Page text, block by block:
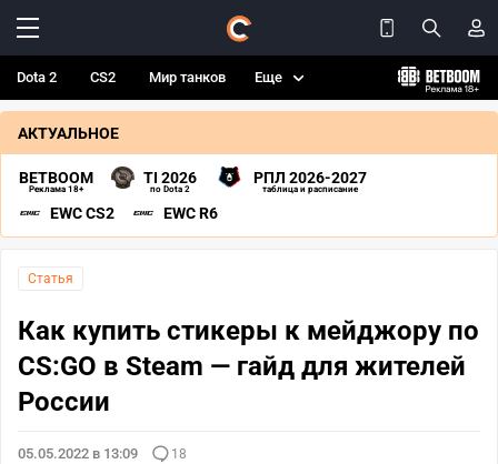
Dota 2 CS2 Мир танков Еще
АКТУАЛЬНОЕ
BETBOOM
Реклама 18+
TI 2026
по Dota 2
РПЛ 2026-2027
таблица и расписание
EWC CS2 EWC R6
Статья
Как купить стикеры к мейджору по
CS:GO в Steam — гайд для жителей
России
05.05.2022 в 13:09 18